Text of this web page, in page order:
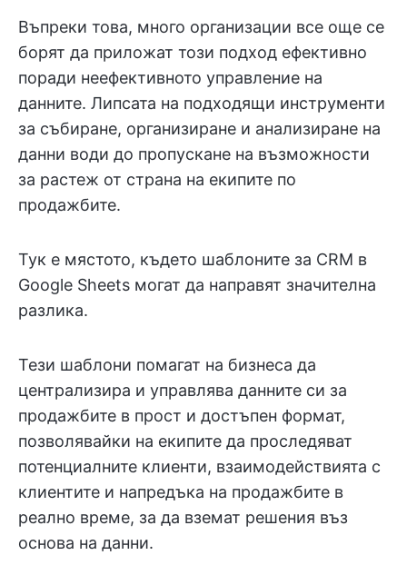
Въпреки това, много организации все още се
борят да приложат този подход ефективно
поради неефективното управление на
данните. Липсата на подходящи инструменти
за събиране, организиране и анализиране на
данни води до пропускане на възможности
за растеж от страна на екипите по
продажбите.
Тук е мястото, където шаблоните за CRM в
Google Sheets могат да направят значителна
разлика.
Тези шаблони помагат на бизнеса да
централизира и управлява данните си за
продажбите в прост и достъпен формат,
позволявайки на екипите да проследяват
потенциалните клиенти, взаимодействията с
клиентите и напредъка на продажбите в
реално време, за да вземат решения въз
основа на данни.